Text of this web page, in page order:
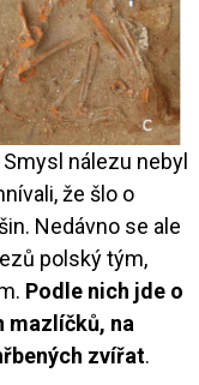
nálezu nebyl
že šlo o
Nedávno se ale
polský tým,
Podle nich jde o
mazlíčků, na
zvířat.